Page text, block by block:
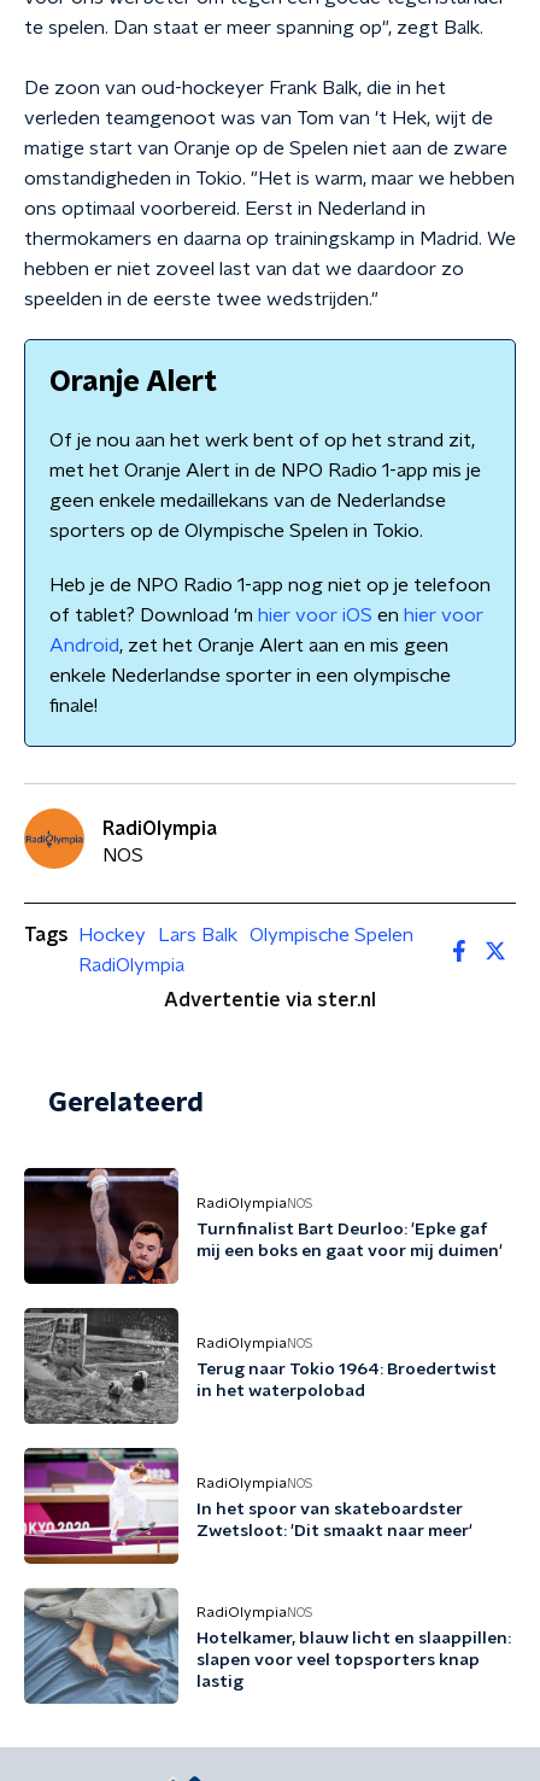
te spelen. Dan staat er meer spanning op", zegt Balk.
De zoon van oud-hockeyer Frank Balk, die in het
verleden teamgenoot was van Tom van 't Hek, wijt de
matige start van Oranje op de Spelen niet aan de zware
omstandigheden in Tokio. "Het is warm, maar we hebben
ons optimaal voorbereid. Eerst in Nederland in
thermokamers en daarna op trainingskamp in Madrid. We
hebben er niet zoveel last van dat we daardoor zo
speelden in de eerste twee wedstrijden."
Oranje Alert
Of je nou aan het werk bent of op het strand zit,
met het Oranje Alert in de NPO Radio 1-app mis je
geen enkele medaillekans van de Nederlandse
sporters op de Olympische Spelen in Tokio.
Heb je de NPO Radio 1-app nog niet op je telefoon
of tablet? Download 'm hier voor iOS en hier voor
Android, zet het Oranje Alert aan en mis geen
enkele Nederlandse sporter in een olympische
finale!
RadiOlympia
NOS
Tags Hockey Lars Balk
Olympische Spelen
RadiOlympia
Advertentie via ster.nl
Gerelateerd
RadiOlympia NOS
Turnfinalist Bart Deurloo: 'Epke gaf
mij een boks en gaat voor mij duimen'
RadiOlympia NOS
Terug naar Tokio 1964: Broedertwist
in het waterpolobad
RadiOlympia NOS
In het spoor van skateboardster
Zwetsloot: 'Dit smaakt naar meer'
RadiOlympia NOS
Hotelkamer, blauw licht en slaappillen:
slapen voor veel topsporters knap
lastig